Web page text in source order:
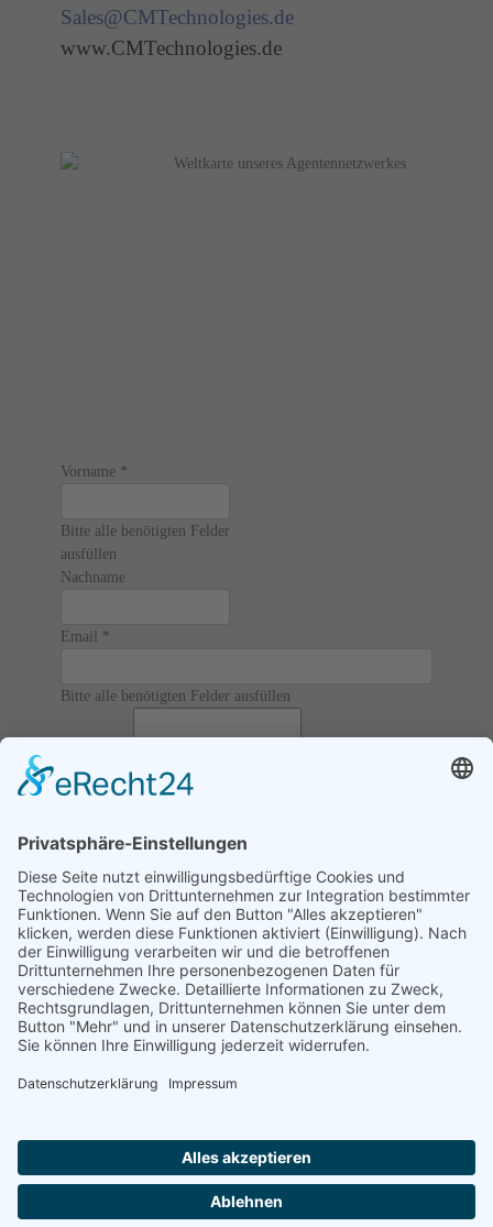
Sales@CMTechnologies.de
www.CMTechnologies.de
Vorname *
Bitte alle benötigten Felder
ausfüllen
Nachname
Email *
Bitte alle benötigten Felder ausfüllen
Nachricht*
Ich akzeptiere die AGBsundDatenschutzund erkläre, dass
ich die Informationen verbunden mit den Article 13 of
GDPRgelesen habe.
Senden
Home
Verfahrensverzeichnis
Kontakt Informationen